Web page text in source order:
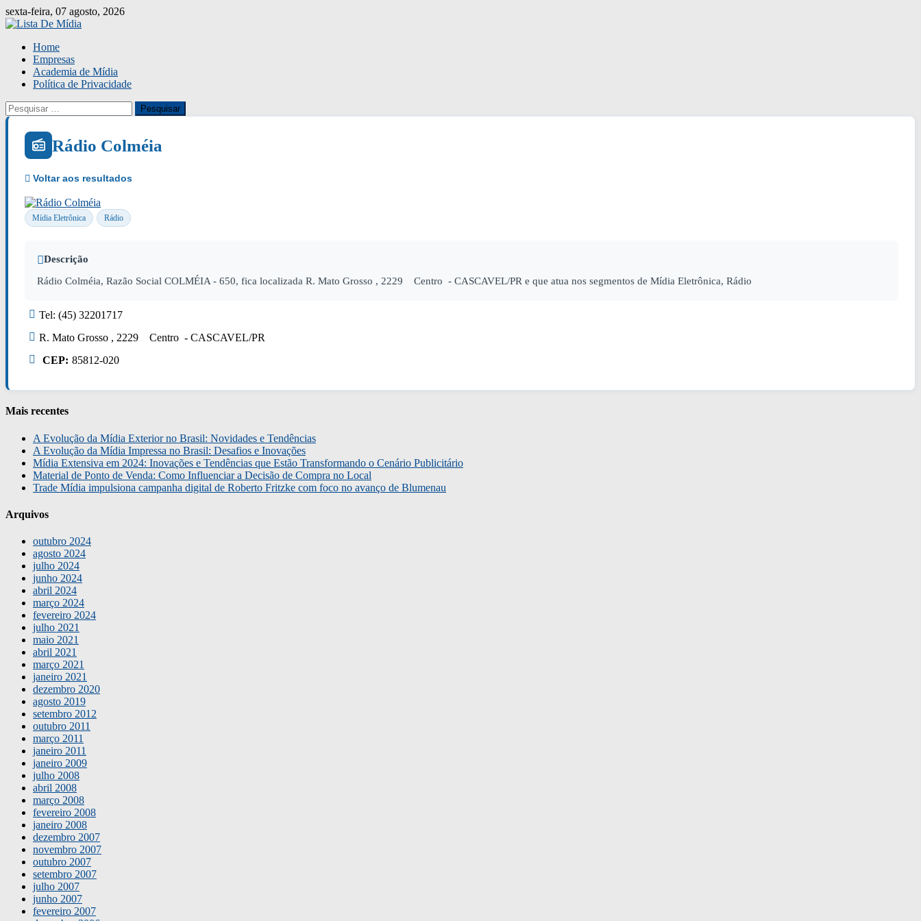
Skip
to
sexta-feira, 07 agosto, 2026
Home
Empresas
Academia de Mídia
Política de Privacidade
Pesquisar
por:
Rádio Colméia
Mídia Eletrônica Rádio
Descrição
Rádio Colméia, Razão Social COLMÉIA - 650, fica localizada R. Mato Grosso , 2229 Centro - CASCAVEL/PR e que atua nos segmentos de Mídia Eletrônica, Rádio
Tel: (45) 32201717
R. Mato Grosso , 2229 Centro - CASCAVEL/PR
CEP: 85812-020
Mais recentes
A Evolução da Mídia Exterior no Brasil: Novidades e Tendências
A Evolução da Mídia Impressa no Brasil: Desafios e Inovações
Mídia Extensiva em 2024: Inovações e Tendências que Estão Transformando o Cenário Publicitário
Material de Ponto de Venda: Como Influenciar a Decisão de Compra no Local
Trade Mídia impulsiona campanha digital de Roberto Fritzke com foco no avanço de Blumenau
Arquivos
outubro 2024
agosto 2024
julho 2024
junho 2024
abril 2024
março 2024
fevereiro 2024
julho 2021
maio 2021
abril 2021
março 2021
janeiro 2021
dezembro 2020
agosto 2019
setembro 2012
outubro 2011
março 2011
janeiro 2011
janeiro 2009
julho 2008
abril 2008
março 2008
fevereiro 2008
janeiro 2008
dezembro 2007
novembro 2007
outubro 2007
setembro 2007
julho 2007
junho 2007
fevereiro 2007